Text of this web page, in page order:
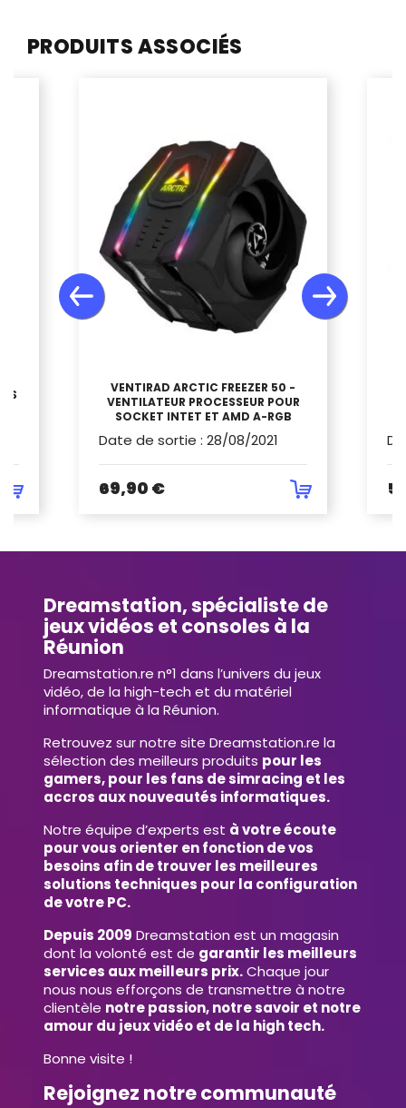
PRODUITS ASSOCIÉS
VENTIRAD ARCTIC FREEZER 50 -
VENTILATEUR PROCESSEUR POUR
SOCKET INTET ET AMD A-RGB
Date de sortie : 28/08/2021
69,90 €
Dreamstation, spécialiste de
jeux vidéos et consoles à la
Réunion
Dreamstation.re n°1 dans l’univers du jeux
vidéo, de la high-tech et du matériel
informatique à la Réunion.
Retrouvez sur notre site Dreamstation.re la
sélection des meilleurs produits pour les
gamers, pour les fans de simracing et les
accros aux nouveautés informatiques.
Notre équipe d’experts est à votre écoute
pour vous orienter en fonction de vos
besoins afin de trouver les meilleures
solutions techniques pour la configuration
de votre PC.
Depuis 2009 Dreamstation est un magasin
dont la volonté est de garantir les meilleurs
services aux meilleurs prix.Chaque jour
nous nous efforçons de transmettre à notre
clientèle notre passion, notre savoir et notre
amour du jeux vidéo et de la high tech.
Bonne visite !
Rejoignez notre communauté